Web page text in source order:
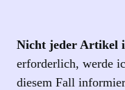
Nicht jeder Artikel
erforderlich, werde
diesem Fall